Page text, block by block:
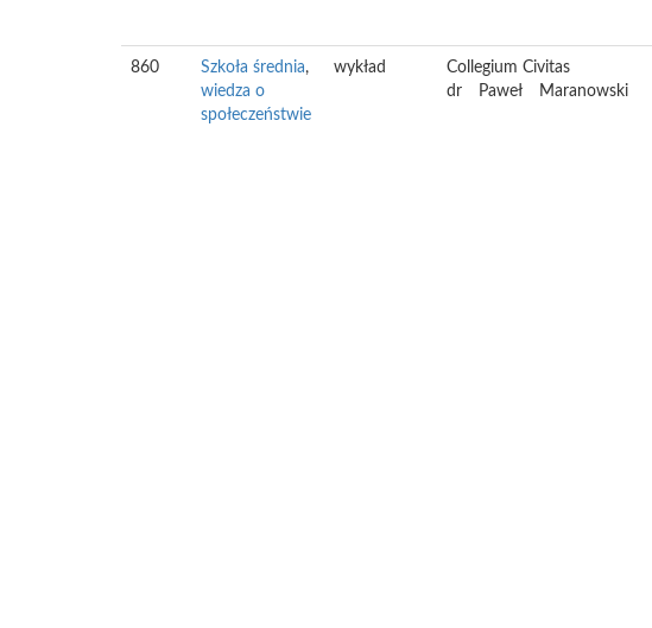
860 Szkoła średnia,
wiedza o
społeczeństwie
wykład
Collegium Civitas
dr
Paweł Maranowski